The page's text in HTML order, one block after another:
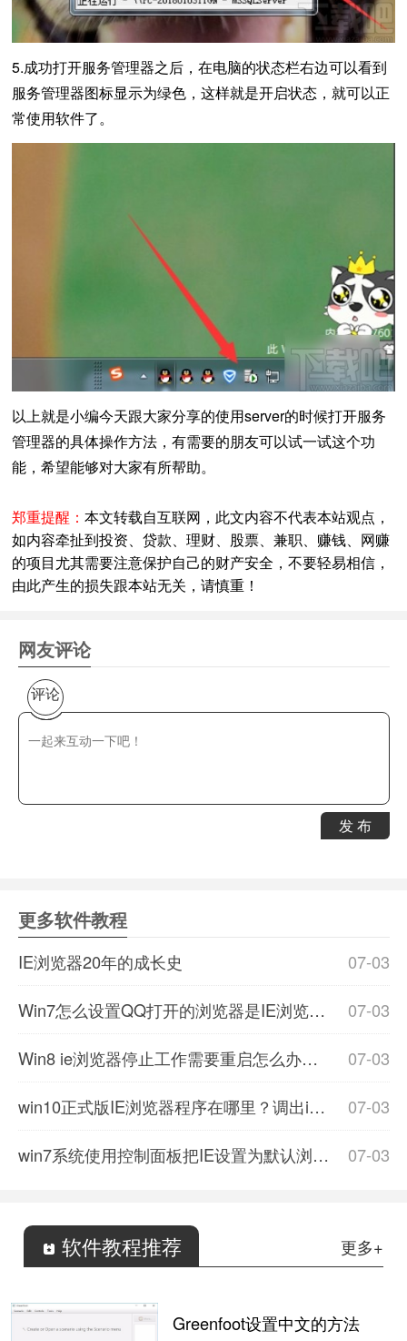
5.成功打开服务管理器之后，在电脑的状态栏右边可以看到
服务管理器图标显示为绿色，这样就是开启状态，就可以正
常使用软件了。
以上就是小编今天跟大家分享的使用server的时候打开服务
管理器的具体操作方法，有需要的朋友可以试一试这个功
能，希望能够对大家有所帮助。
郑重提醒： 本文转载自互联网，此文内容不代表本站观点，
如内容牵扯到投资、贷款、理财、股票、兼职、赚钱、网赚
的项目尤其需要注意保护自己的财产安全，不要轻易相信，
由此产生的损失跟本站无关，请慎重！
网友评论
评论
发 布
更多软件教程
07-03
IE浏览器20年的成长史
07-03
Win7怎么设置QQ打开的浏览器是IE浏览器？设置的方法分享
07-03
Win8 ie浏览器停止工作需要重启怎么办？解决的方法介绍
07-03
win10正式版IE浏览器程序在哪里？调出ie图标的详细方法介绍
07-03
win7系统使用控制面板把IE设置为默认浏览器怎么设置？图文教程分享
软件教程推荐 更多+
Greenfoot设置中文的方法